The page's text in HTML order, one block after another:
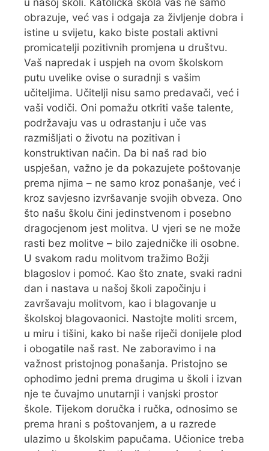
obrazuje, već vas i odgaja za življenje dobra i
istine u svijetu, kako biste postali aktivni
promicatelji pozitivnih promjena u društvu.
Vaš napredak i uspjeh na ovom školskom
putu uvelike ovise o suradnji s vašim
učiteljima. Učitelji nisu samo predavači, već i
vaši vodiči. Oni pomažu otkriti vaše talente,
podržavaju vas u odrastanju i uče vas
razmišljati o životu na pozitivan i
konstruktivan način. Da bi naš rad bio
uspješan, važno je da pokazujete poštovanje
prema njima – ne samo kroz ponašanje, već i
kroz savjesno izvršavanje svojih obveza. Ono
što našu školu čini jedinstvenom i posebno
dragocjenom jest molitva. U vjeri se ne može
rasti bez molitve – bilo zajedničke ili osobne.
U svakom radu molitvom tražimo Božji
blagoslov i pomoć. Kao što znate, svaki radni
dan i nastava u našoj školi započinju i
završavaju molitvom, kao i blagovanje u
školskoj blagovaonici. Nastojte moliti srcem,
u miru i tišini, kako bi naše riječi donijele plod
i obogatile naš rast. Ne zaboravimo i na
važnost pristojnog ponašanja. Pristojno se
ophodimo jedni prema drugima u školi i izvan
nje te čuvajmo unutarnji i vanjski prostor
škole. Tijekom doručka i ručka, odnosimo se
prema hrani s poštovanjem, a u razrede
ulazimo u školskim papučama. Učionice treba